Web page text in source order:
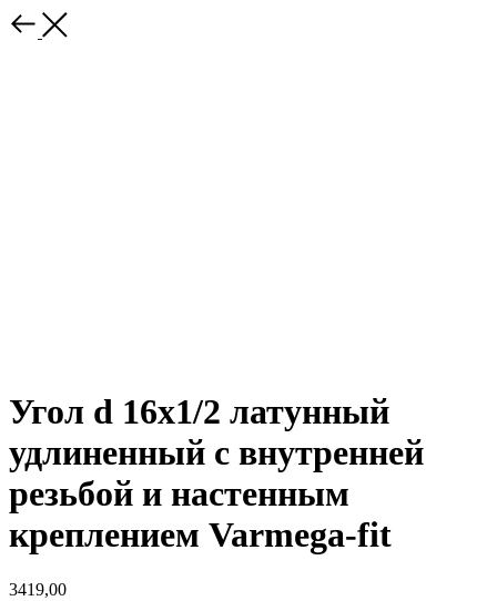
Угол d 16х1/2 латунный
удлиненный с внутренней
резьбой и настенным
креплением Varmega-fit
3419,00